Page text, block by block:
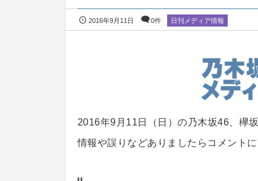
2016年9月11日 0件 日刊メディア情報
2016年9月11日（日）の乃木坂46、欅
情報や誤りなどありましたらコメントに